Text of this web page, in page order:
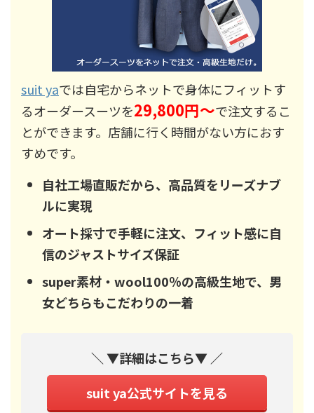
suit yaでは自宅からネットで身体にフィットす
るオーダースーツを29,800円～で注文するこ
とができます。店舗に行く時間がない方におす
すめです。
自社工場直販だから、高品質をリーズナブ
ルに実現
オート採寸で手軽に注文、フィット感に自
信のジャストサイズ保証
super素材・wool100％の高級生地で、男
女どちらもこだわりの一着
＼ ▼詳細はこちら▼ ／
suit ya公式サイトを見る